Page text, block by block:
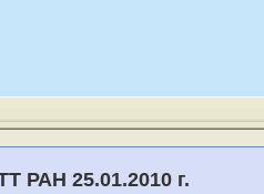
РАН 25.01.2010 г.